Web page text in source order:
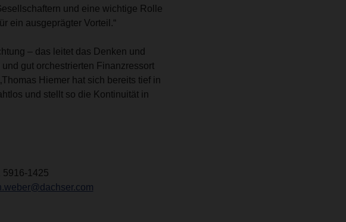
und eine wichtige Rolle
ein ausgeprägter Vorteil.“
– das leitet das Denken und
gut orchestrierten Finanzressort
Hiemer hat sich bereits tief in
und stellt so die Kontinuität in
5916-1425